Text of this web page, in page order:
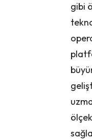
gibi